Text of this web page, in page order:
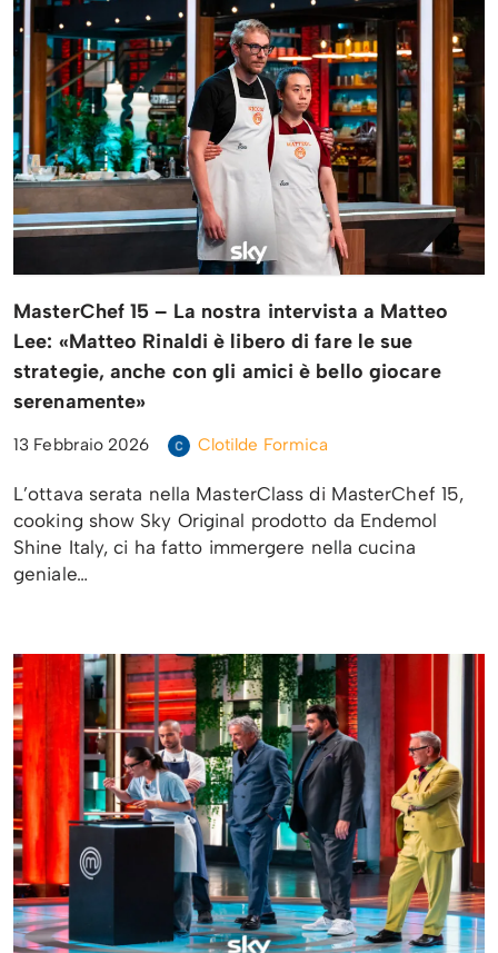
MasterChef 15 – La nostra intervista a Matteo
Lee: «Matteo Rinaldi è libero di fare le sue
strategie, anche con gli amici è bello giocare
serenamente»
13 Febbraio 2026 Clotilde Formica
L’ottava serata nella MasterClass di MasterChef 15,
cooking show Sky Original prodotto da Endemol
Shine Italy, ci ha fatto immergere nella cucina
geniale…